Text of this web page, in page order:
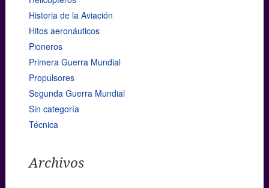
Historia de la Aviación
Hitos aeronáuticos
Pioneros
Primera Guerra Mundial
Propulsores
Segunda Guerra Mundial
Sin categoría
Técnica
Archivos